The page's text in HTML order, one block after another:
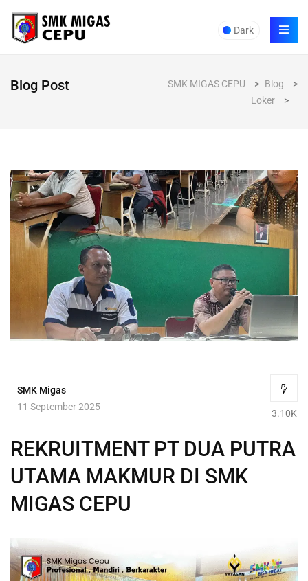
Dark
Blog Post SMK MIGAS CEPU > Blog
>
Loker
>
SMK Migas
11 September 2025
3.10K
REKRUITMENT PT DUA PUTRA
UTAMA MAKMUR DI SMK
MIGAS CEPU